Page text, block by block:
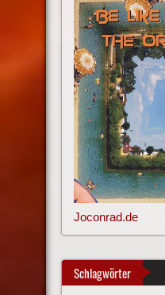
Joconrad.de
Schlagwörter